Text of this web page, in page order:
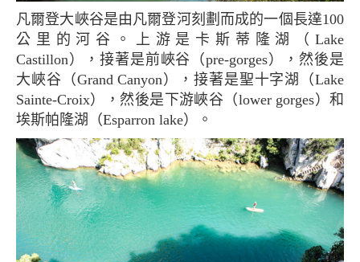
凡爾登大峽谷是由凡爾登河刻劃而成的一個長達100
公里的河谷。上游是卡斯蒂隆湖（Lake
Castillon），接著是前峽谷（pre-gorges），然後是
大峽谷（Grand Canyon），接著是聖十字湖（Lake
Sainte-Croix），然後是下游峽谷（lower gorges）和
埃斯帕隆湖（Esparron lake）。